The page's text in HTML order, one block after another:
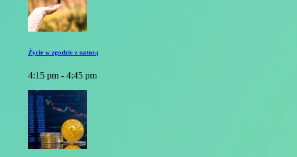
Życie w zgodzie z naturą
4:15 pm - 4:45 pm